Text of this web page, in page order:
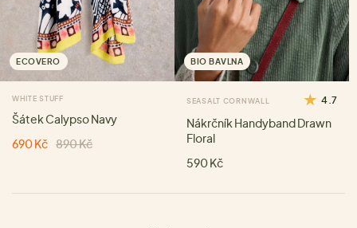
ECOVERO
WHITE STUFF
Šátek Calypso Navy
690 Kč 890 Kč
BIO BAVLNA
SEASALT CORNWALL 4.7
Nákrčník Handyband Drawn
Floral
590 Kč